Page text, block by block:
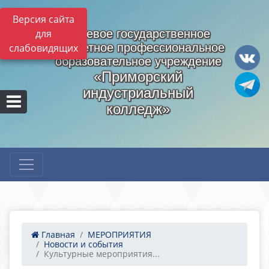
Версия сайта
для
слабовидящих
Краевое государственное
бюджетное профессиональное
образовательное учреждение
«Приморский
индустриальный
колледж»
Главная
МЕРОПРИЯТИЯ
Новости и события
Культурные мероприятия...